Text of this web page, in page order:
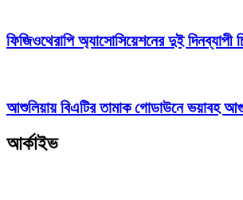
ফিজিওথেরাপি অ্যাসোসিয়েশনের দুই দিনব্যাপী
আশুলিয়ায় বিএটির তামাক গোডাউনে ভয়াবহ
আর্কাইভ